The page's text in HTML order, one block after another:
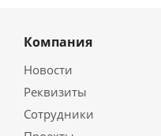
Компания
Новости
Реквизиты
Сотрудники